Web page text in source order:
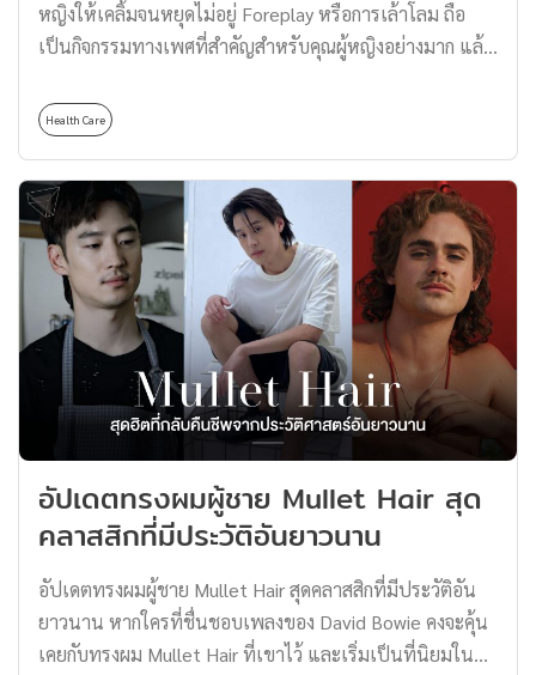
หญิงให้เคลิ้มจนหยุดไม่อยู่ Foreplay หรือการเล้าโลม ถือ
เป็นกิจกรรมทางเพศที่สำคัญสำหรับคุณผู้หญิงอย่างมาก แล้ว
และเพียงพอก็จะสามารถทำให้สาว ๆ ของคุณถึงจุดสุดยอดได้
ง่ายขึ้น ซึ่งมีงานวิจัยออกมาด้วยว่าผู้หญิงต้องการการเล้าโลม
ประมาณ 19 นาทีก่อนจะเข้าสู่ระยะปลุกเร้า (Arousal) ลาก
ยาวไปจนระยะถึงจุดสุดยอด (Orgasm) ทำให้ก่อนที่จะเข้า
ระยะปลุกเร้าได้นั้นผู้หญิงจึงต้องการระยะกระตุ้นความ
ต้องการ (Desire or Libido) หรือเล้าโลมก่อนเป็นอันดับแรก
ผ่านกระบวนการกระตุ้นประสาทสัมผัสทางร่างกายหรือทาง
จิตใจ โดยทั่วไปมักจะเริ่มต้นด้วยการจูบ กอด การสัมผัส การ
ได้ยิน การมองเห็น หรือแม้แต่ใบหน้าของคู่รักที่อยู่ตรงหน้าก็
กระตุ้นบทรักถัดไปได้ดีเช่นกัน แต่หากวันนั้นสาวเจ้าไม่ได้อยู่
ในอารมณ์ร่วมแล้วละก็ เราคงมีหวังต้องกลับไปพึ่งน้องชาย
ตามเดิมเป็นแน่ เพราะฉะนั้นการสร้างบรรยากาศที่ชวน
เคลิ้มแล้วนำพาไปสู่ระยะแรกได้ถือเป็นคำตอบ ดั่งคำว่า
‘บรรยากาศพาไป’ มีอยู่จริง วันนี้เราเลยมีไอเดียเสมือนเป็น
เพื่อสร้างบรรยากาศโรแมนติกให้ลองนำไปใช้กัน Songs for
make love ดนตรีกระตุ้นอารมณ์รัก Credit :
https://www.cosmopolitan.com/ ถามว่าเนื้อเพลงหรือตัว
Health Care
อัปเดตทรงผมผู้ชาย Mullet Hair สุด
คลาสสิกที่มีประวัติอันยาวนาน
อัปเดตทรงผมผู้ชาย Mullet Hair สุดคลาสสิกที่มีประวัติอัน
ยาวนาน หากใครที่ชื่นชอบเพลงของ David Bowie คงจะคุ้น
เคยกับทรงผม Mullet Hair ที่เขาไว้ และเริ่มเป็นที่นิยมในปี